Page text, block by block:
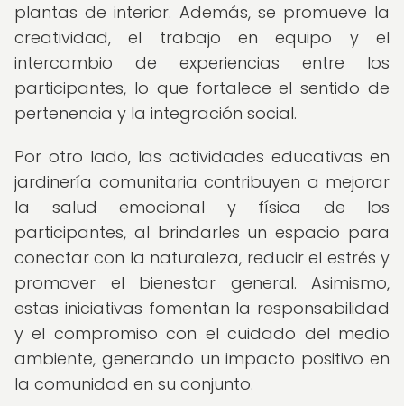
plantas de interior. Además, se promueve la
creatividad, el trabajo en equipo y el
intercambio de experiencias entre los
participantes, lo que fortalece el sentido de
pertenencia y la integración social.
Por otro lado, las actividades educativas en
jardinería comunitaria contribuyen a mejorar
la salud emocional y física de los
participantes, al brindarles un espacio para
conectar con la naturaleza, reducir el estrés y
promover el bienestar general. Asimismo,
estas iniciativas fomentan la responsabilidad
y el compromiso con el cuidado del medio
ambiente, generando un impacto positivo en
la comunidad en su conjunto.